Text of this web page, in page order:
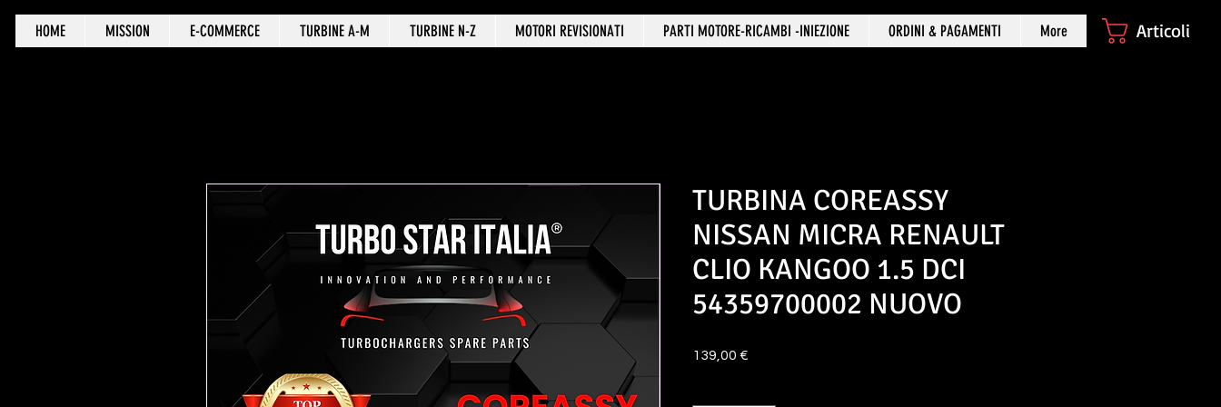
HOME MISSION E-COMMERCE TURBINE A-M TURBINE N-Z MOTORI REVISIONATI PARTI MOTORE-RICAMBI -INIEZIONE ORDINI & PAGAMENTI More Articoli
TURBINA COREASSY
NISSAN MICRA RENAULT
CLIO KANGOO 1.5 DCI
54359700002 NUOVO
139,00 €